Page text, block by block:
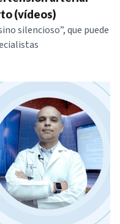
(vídeos)
silencioso”, que puede